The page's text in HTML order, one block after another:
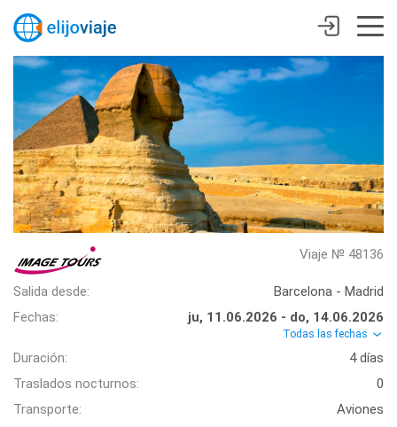
Viaje № 48136
Salida desde:
Barcelona - Madrid
Fechas:
ju, 11.06.2026 - do, 14.06.2026
Todas las fechas
Duración:
4 días
Traslados nocturnos:
0
Transporte:
Aviones